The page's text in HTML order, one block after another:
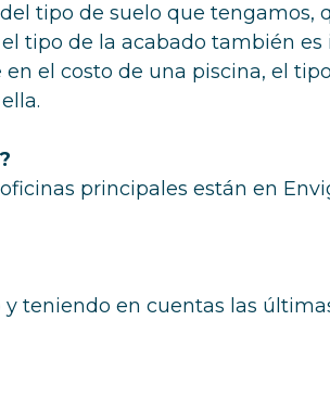
tipo de suelo que tengamos,
tipo de la acabado también
el costo de una piscina, el
principales están en
teniendo en cuentas las